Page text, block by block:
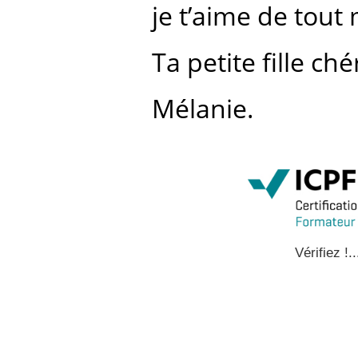
je t’aime de
Ta petite fille
Mélanie.
Vérifiez